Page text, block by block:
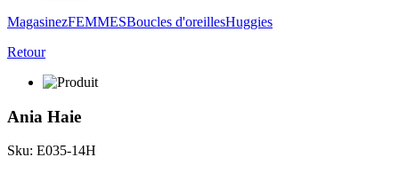
MagasinezFEMMESBoucles d'oreillesHuggies
Retour
Ania Haie
Sku: E035-14H